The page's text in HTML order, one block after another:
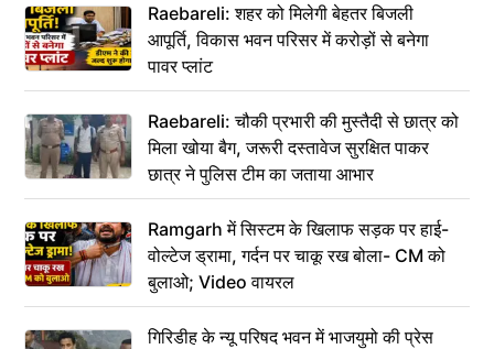
Raebareli: शहर को मिलेगी बेहतर बिजली
आपूर्ति, विकास भवन परिसर में करोड़ों से बनेगा
पावर प्लांट
Raebareli: चौकी प्रभारी की मुस्तैदी से छात्र को
मिला खोया बैग, जरूरी दस्तावेज सुरक्षित पाकर
छात्र ने पुलिस टीम का जताया आभार
Ramgarh में सिस्टम के खिलाफ सड़क पर हाई-
वोल्टेज ड्रामा, गर्दन पर चाकू रख बोला- CM को
बुलाओ; Video वायरल
गिरिडीह के न्यू परिषद भवन में भाजयुमो की प्रेस